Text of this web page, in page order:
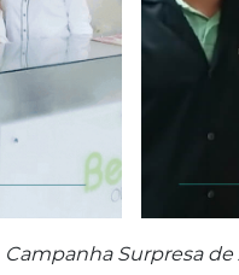
Campanha Surpresa de